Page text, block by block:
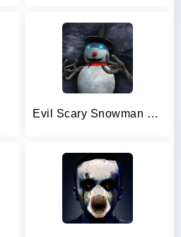
Evil Scary Snowman Games 3d